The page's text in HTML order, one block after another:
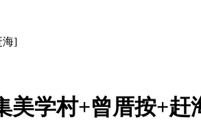
海]
美学村+曾厝按+赶